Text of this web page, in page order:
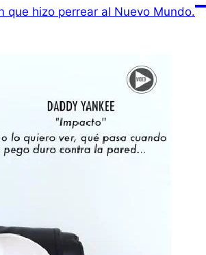
que hizo perrear al Nuevo Mundo.